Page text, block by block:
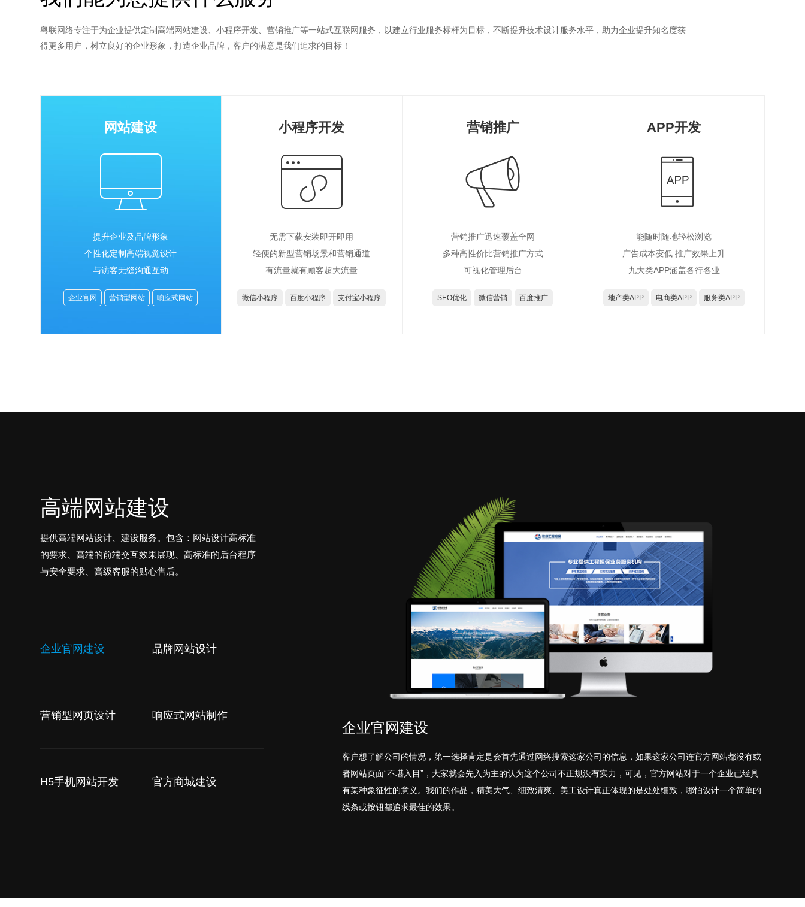
粤联网络专注于为企业提供定制高端网站建设、小程序开发、营销推广等一站式互联网服务，以建立行业服务标杆为目标，不断提升技术设计服务水平，助力企业提升知名度获
得更多用户，树立良好的企业形象，打造企业品牌，客户的满意是我们追求的目标！
网站建设
提升企业及品牌形象
个性化定制高端视觉设计
与访客无缝沟通互动
企业官网 营销型网站 响应式网站
小程序开发
无需下载安装即开即用
轻便的新型营销场景和营销通道
有流量就有顾客超大流量
微信小程序 百度小程序 支付宝小程序
营销推广
营销推广迅速覆盖全网
多种高性价比营销推广方式
可视化管理后台
SEO优化 微信营销 百度推广
APP开发
能随时随地轻松浏览
广告成本变低 推广效果上升
九大类APP涵盖各行各业
地产类APP 电商类APP 服务类APP
高端网站建设
提供高端网站设计、建设服务。包含：网站设计高标准
的要求、高端的前端交互效果展现、高标准的后台程序
与安全要求、高级客服的贴心售后。
企业官网建设 品牌网站设计
营销型网页设计 响应式网站制作
H5手机网站开发 官方商城建设
企业官网建设
客户想了解公司的情况，第一选择肯定是会首先通过网络搜索这家公司的信息，如果这家公司连官方网站都没有或
者网站页面“不堪入目”，大家就会先入为主的认为这个公司不正规没有实力，可见，官方网站对于一个企业已经具
有某种象征性的意义。我们的作品，精美大气、细致清爽、美工设计真正体现的是处处细致，哪怕设计一个简单的
线条或按钮都追求最佳的效果。